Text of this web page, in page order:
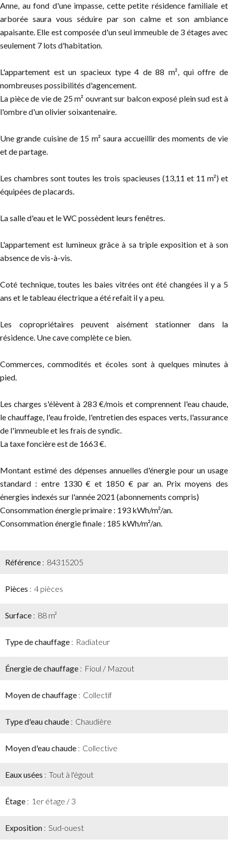
Anne, au fond d'une impasse, cette petite résidence familiale et
arborée saura vous séduire par son calme et son ambiance
apaisante. Elle est composée d'un seul immeuble de 3 étages avec
seulement 7 lots d'habitation.
L'appartement est un spacieux type 4 de 88 m², qui offre de
nombreuses possibilités d'agencement.
La pièce de vie de 25 m² ouvrant sur balcon exposé plein sud est à
l'ombre d'un olivier soixantenaire.
Une grande cuisine de 15 m² saura accueillir des moments de vie
et de partage.
Les chambres sont toutes les trois spacieuses (13,11 et 11 m²) et
équipées de placards.
La salle d'eau et le WC possèdent leurs fenêtres.
L'appartement est lumineux grâce à sa triple exposition et à son
absence de vis-à-vis.
Coté technique, toutes les baies vitrées ont été changées il y a 5
ans et le tableau électrique a été refait il y a peu.
Les copropriétaires peuvent aisément stationner dans la
résidence. Une cave complète ce bien.
Commerces, commodités et écoles sont à quelques minutes à
pied.
Les charges s'élèvent à 283 €/mois et comprennent l'eau chaude,
le chauffage, l'eau froide, l'entretien des espaces verts, l'assurance
de l'immeuble et les frais de syndic.
La taxe foncière est de 1663 €.
Montant estimé des dépenses annuelles d'énergie pour un usage
standard : entre 1330 € et 1850 € par an. Prix moyens des
énergies indexés sur l'année 2021 (abonnements compris)
Consommation énergie primaire : 193 kWh/m²/an.
Consommation énergie finale : 185 kWh/m²/an.
Référence 84315205
Pièces 4 pièces
Surface 88 m²
Type de chauffage Radiateur
Énergie de chauffage Fioul / Mazout
Moyen de chauffage Collectif
Type d'eau chaude Chaudière
Moyen d'eau chaude Collective
Eaux usées Tout à l'égout
Étage 1er étage / 3
Exposition Sud-ouest